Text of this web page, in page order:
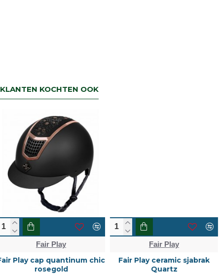
KLANTEN KOCHTEN OOK
Fair Play
Fair Play ceramic sjabrak
Quartz
Fair Play
fair play cap quantinum
carbon wide visor